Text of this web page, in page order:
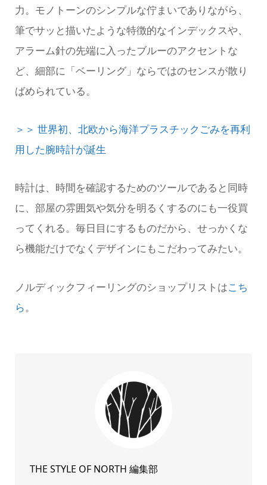
力。モノトーンのシンプルな佇まいでありながら、
筆でサッと描いたような特徴的なインデックスや、
アラーム針の先端に入ったブルーのアクセントな
ど、細部に「ベーリング」ならではのセンスが散り
ばめられている。
＞＞ 世界初、北欧から海洋プラスチックごみを再利
用した腕時計が誕生
時計は、時間を確認するためのツールであると同時
に、部屋の雰囲気や気分を明るくするのにも一役買
ってくれる。毎日目にするものだから、せっかくな
ら機能だけでなくデザインにもこだわってみたい。
ノルディックフィーリングのショップリストはこち
ら。
THE STYLE OF NORTH 編集部